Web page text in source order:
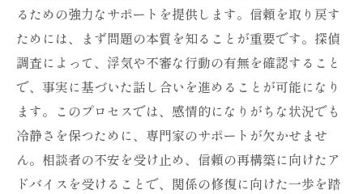
るための強力なサポートを提供します。信頼を取り戻す
ためには、まず問題の本質を知ることが重要です。探偵
調査によって、浮気や不審な行動の有無を確認すること
で、事実に基づいた話し合いを進めることが可能になり
ます。このプロセスでは、感情的になりがちな状況でも
冷静さを保つために、専門家のサポートが欠かせませ
ん。相談者の不安を受け止め、信頼の再構築に向けたア
ドバイスを受けることで、関係の修復に向けた一歩を踏